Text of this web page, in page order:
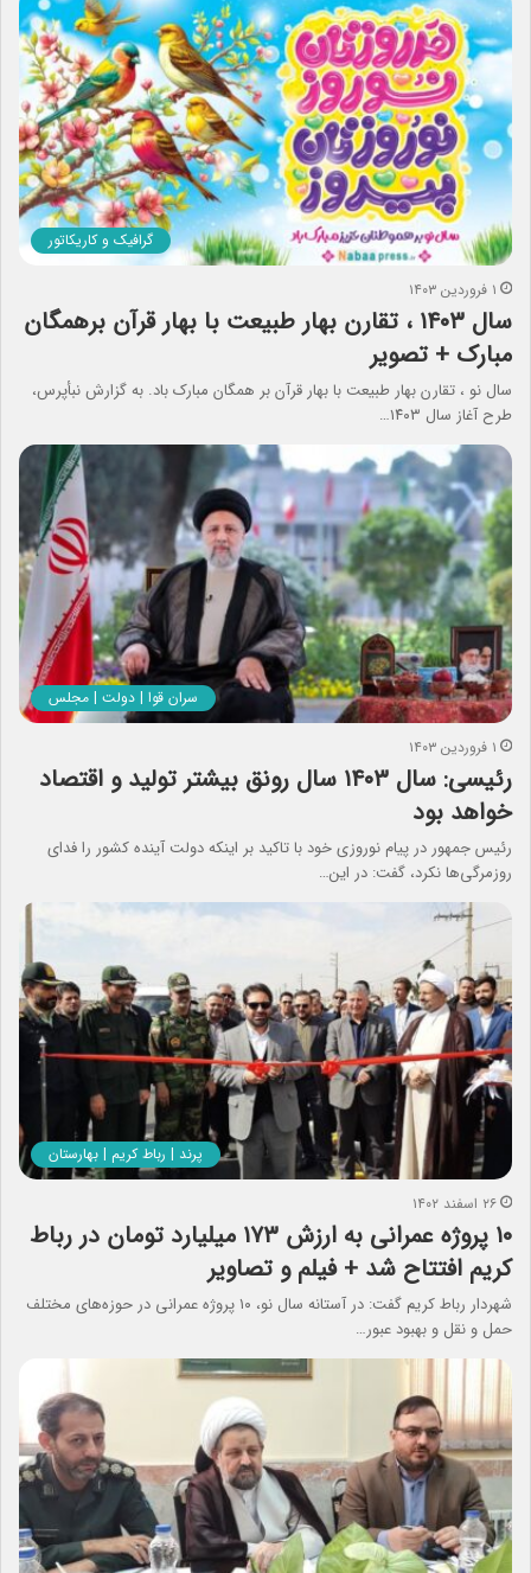
گرافیک و کاریکاتور
۱ فروردین ۱۴۰۳
سال ۱۴۰۳ ، تقارن بهار طبیعت با بهار قرآن برهمگان
مبارک + تصویر
سال نو ، تقارن بهار طبیعت با بهار قرآن بر همگان مبارک باد. به گزارش نبأپرس،
طرح آغاز سال ۱۴۰۳…
سران قوا | دولت | مجلس
۱ فروردین ۱۴۰۳
رئیسی: سال ۱۴۰۳ سال رونق بیشتر تولید و اقتصاد
خواهد بود
رئیس جمهور در پیام نوروزی خود با تاکید بر اینکه دولت آینده کشور را فدای
روزمرگی‌ها نکرد، گفت: در این…
پرند | رباط کریم | بهارستان
۲۶ اسفند ۱۴۰۲
۱۰ پروژه عمرانی به ارزش ۱۷۳ میلیارد تومان در رباط
کریم افتتاح شد + فیلم و تصاویر
شهردار رباط کریم گفت: در آستانه سال نو، ۱۰ پروژه عمرانی در حوزه‌های مختلف
حمل و نقل و بهبود عبور…